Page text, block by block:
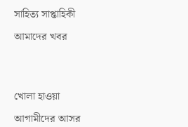
সাহিত্য সাপ্তাহিকী
আমাদের খবর
খোলা হাওয়া
আগামীদের আসর